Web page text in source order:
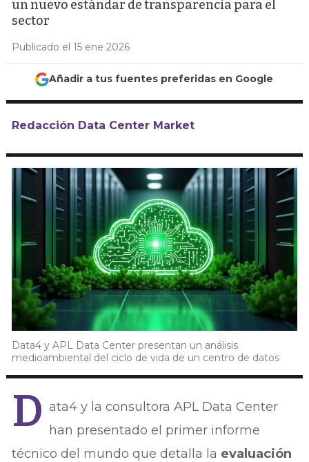
un nuevo estándar de transparencia para el
sector
Publicado el 15 ene 2026
Añadir a tus fuentes preferidas en Google
Redacción Data Center Market
Data4 y APL Data Center presentan un análisis
medioambiental del ciclo de vida de un centro de datos
D ata4 y la consultora APL Data Center
han presentado el primer informe
técnico del mundo que detalla la evaluación